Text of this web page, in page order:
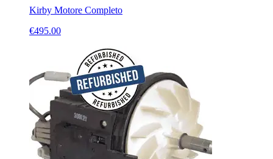
Kirby Motore Completo
€495.00